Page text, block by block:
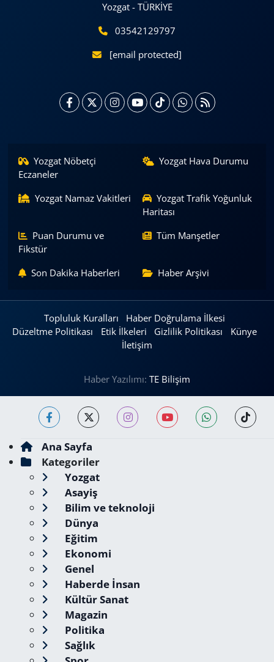
Yozgat - TÜRKİYE
03542129797
[email protected]
Yozgat Nöbetçi
Eczaneler
Yozgat Hava Durumu
Yozgat Namaz Vakitleri
Yozgat Trafik Yoğunluk
Haritası
Puan Durumu ve
Fikstür
Tüm Manşetler
Son Dakika Haberleri Haber Arşivi
Topluluk Kuralları
Haber Doğrulama İlkesi
Düzeltme Politikası
Etik İlkeleri Gizlilik Politikası
Künye
İletişim
Haber Yazılımı: TE Bilişim
Ana Sayfa
Kategoriler
Yozgat
Asayiş
Bilim ve teknoloji
Dünya
Eğitim
Ekonomi
Genel
Haberde İnsan
Kültür Sanat
Magazin
Politika
Sağlık